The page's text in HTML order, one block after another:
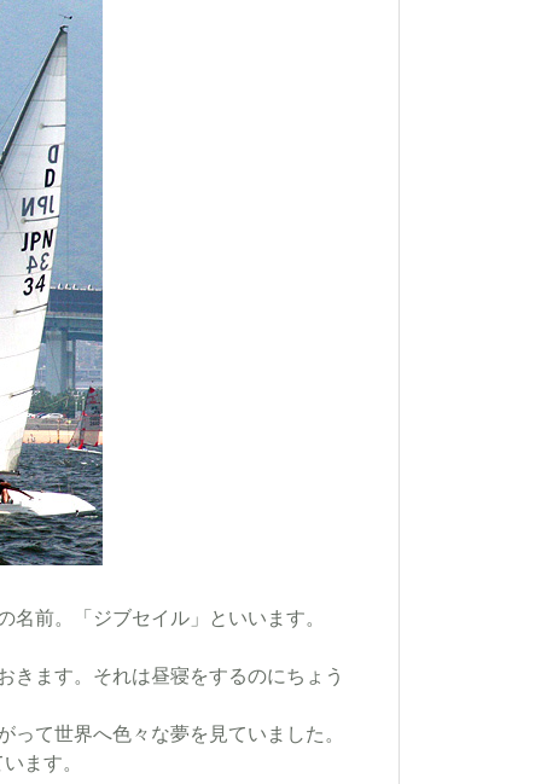
前。「ジブセイル」といいます。
きます。それは昼寝をするのにちょう
て世界へ色々な夢を見ていました。
ます。